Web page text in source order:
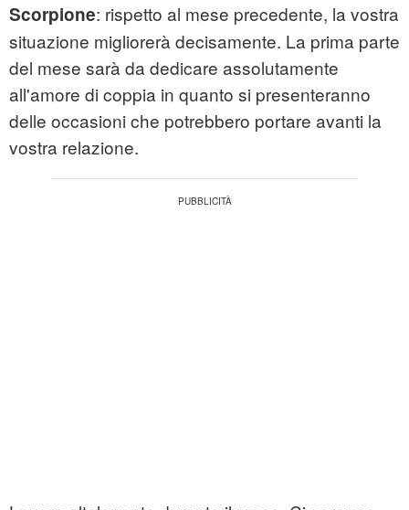
Scorpione: rispetto al mese precedente, la vostra
situazione migliorerà decisamente. La prima parte
del mese sarà da dedicare assolutamente
all'amore di coppia in quanto si presenteranno
delle occasioni che potrebbero portare avanti la
vostra relazione.